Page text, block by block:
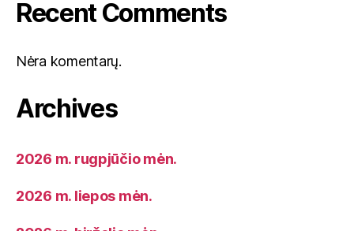
Recent Comments
Nėra komentarų.
Archives
2026 m. rugpjūčio mėn.
2026 m. liepos mėn.